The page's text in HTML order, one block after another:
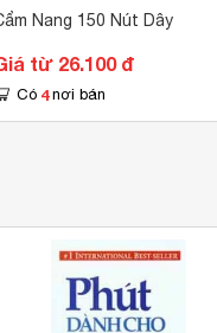
Nang 150 Nút Dây
từ 26.100 đ
Có 4 nơi bán